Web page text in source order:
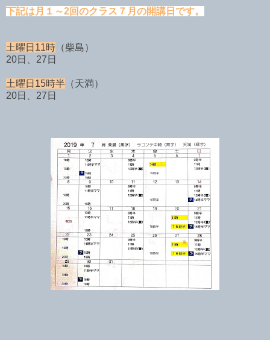
下記は月１～2回のクラス７月の開講日です。
土曜日11時 （柴島）
20日、27日
土曜日15時半 （天満）
20日、27日